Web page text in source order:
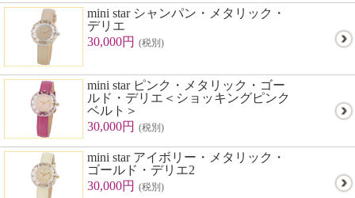
mini star シャンパン・メタリック・
デリエ
30,000円 (税別)
mini star ピンク・メタリック・ゴー
ルド・デリエ＜ショッキングピンク
ベルト＞
30,000円 (税別)
mini star アイボリー・メタリック・
ゴールド・デリエ2
30,000円 (税別)